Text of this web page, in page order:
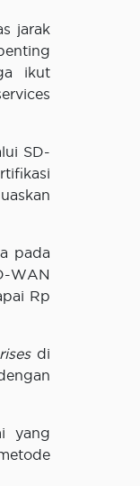
jarak
ikut
SD-
pada
WAN
Rp
di
yang